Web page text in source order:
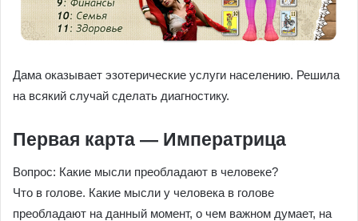
Дама оказывает эзотерические услуги населению. Решила
на всякий случай сделать диагностику.
Первая карта — Императрица
Вопрос: Какие мысли преобладают в человеке?
Что в голове. Какие мысли у человека в голове
преобладают на данный момент, о чем важном думает, на